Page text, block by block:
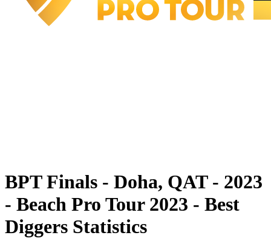
BPT Finals - Doha, QAT - 2023
- Beach Pro Tour 2023 - Best
Diggers Statistics